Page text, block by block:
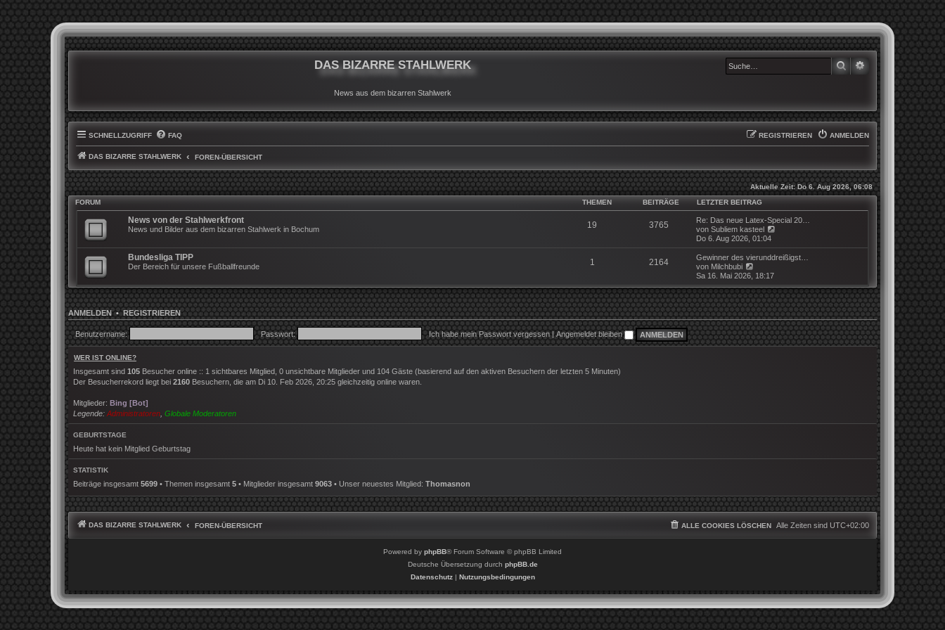
DAS BIZARRE STAHLWERK
News aus dem bizarren Stahlwerk
SUCHE
SCHNELLZUGRIFF FAQ ANMELDEN
REGISTRIEREN
DAS BIZARRE STAHLWERK FOREN-ÜBERSICHT
Aktuelle Zeit: Do 6. Aug 2026, 06:08
FORUM
THEMEN BEITRÄGE LETZTER BEITRAG
News von der Stahlwerkfront
News und Bilder aus dem bizarren Stahlwerk in Bochum 19 3765
Re: Das neue Latex-Special 20…
von Subliem kasteel
u
e
e
r
B
e
i
t
r
a
Do 6. Aug 2026, 01:04
Bundesliga TIPP
Der Bereich für unsere Fußballfreunde 1 2164
Gewinner des vierunddreißigst…
von Milchbubi
e
u
e
s
t
e
r
B
e
Sa 16. Mai 2026, 18:17
ANMELDEN•REGISTRIEREN
Benutzername: Passwort: Ich habe mein Passwort vergessen | Angemeldet bleiben
WER IST ONLINE?
Insgesamt sind 105 Besucher online :: 1 sichtbares Mitglied, 0 unsichtbare Mitglieder und 104 Gäste (basierend auf den aktiven Besuchern der letzten 5 Minuten)
Der Besucherrekord liegt bei 2160 Besuchern, die am Di 10. Feb 2026, 20:25 gleichzeitig online waren.
Mitglieder: Bing [Bot]
Legende: Administratoren Globale Moderatoren
GEBURTSTAGE
Heute hat kein Mitglied Geburtstag
STATISTIK
Beiträge insgesamt 5699 • Themen insgesamt 5 • Mitglieder insgesamt 9063 • Unser neuestes Mitglied: Thomasnon
DAS BIZARRE STAHLWERK FOREN-ÜBERSICHT Alle Zeiten sind UTC+02:00
ALLE COOKIES LÖSCHEN
Powered by phpBB® Forum Software © phpBB Limited
Deutsche Übersetzung durch phpBB.de
Datenschutz| Nutzungsbedingungen